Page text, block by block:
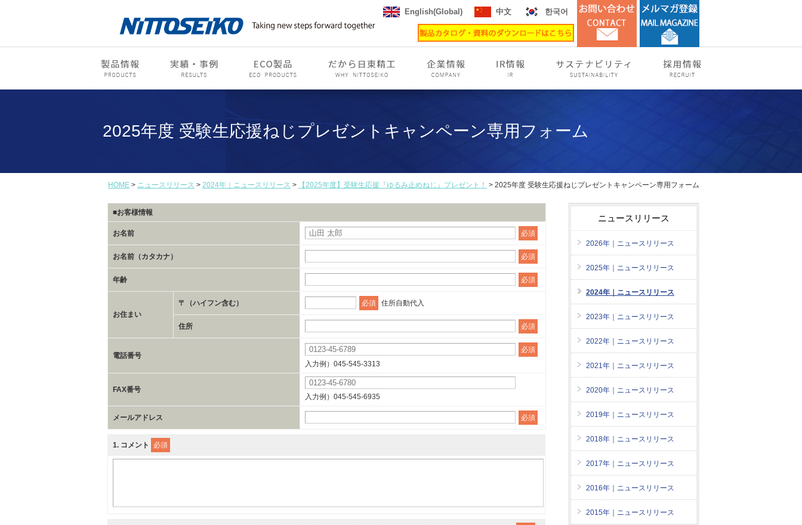
English(Global) 中文 한국어
2025年度 受験生応援ねじプレゼントキャンペーン専用フォーム
HOME > ニュースリリース > 2024年｜ニュースリリース > 【2025年度】受験生応援『ゆるみ止めねじ』プレゼント！ > 2025年度 受験生応援ねじプレゼントキャンペーン専用フォーム
■お客様情報
お名前 必須
お名前（カタカナ） 必須
年齢 必須
お住まい
〒（ハイフン含む） 必須 住所自動代入
住所 必須
電話番号
必須
入力例）045-545-3313
FAX番号
入力例）045-545-6935
メールアドレス 必須
1. コメント 必須
ニュースリリース
2026年｜ニュースリリース
2025年｜ニュースリリース
2024年｜ニュースリリース
2023年｜ニュースリリース
2022年｜ニュースリリース
2021年｜ニュースリリース
2020年｜ニュースリリース
2019年｜ニュースリリース
2018年｜ニュースリリース
2017年｜ニュースリリース
2016年｜ニュースリリース
2015年｜ニュースリリース